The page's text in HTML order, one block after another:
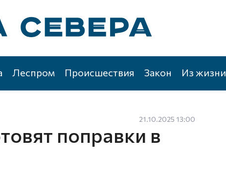
Леспром Происшествия Закон Из жизни
21.10.2025 13:00
поправки в